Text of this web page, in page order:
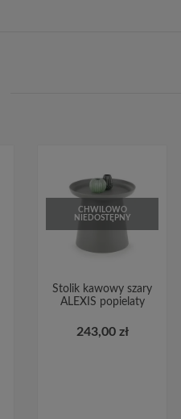
CHWILOWO
NIEDOSTĘPNY
Stolik kawowy szary
ALEXIS popielaty
243,00 zł